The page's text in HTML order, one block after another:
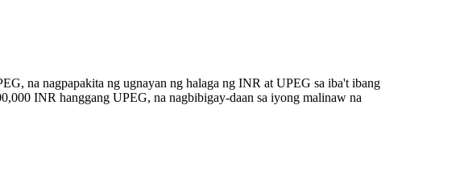
na nagpapakita ng ugnayan ng halaga ng INR at UPEG sa iba't ibang
INR hanggang UPEG, na nagbibigay-daan sa iyong malinaw na